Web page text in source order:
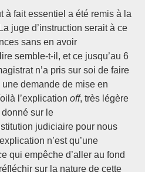
à fait essentiel a été remis à la
juge d’instruction serait à ce
sans en avoir
semble-t-il, et ce jusqu’au 6
n’a pris sur soi de faire
demande de mise en
l’explication off, très légère
donné sur le
judiciaire pour nous
n’est qu’une
qui empêche d’aller au fond
sur la nature de cette